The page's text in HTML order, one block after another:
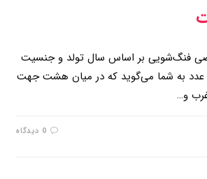
فنگ‌شویی بر اساس سال تولد و جنسیت
به شما می‌گوید که در میان هشت جهت
و…
0 دیدگاه